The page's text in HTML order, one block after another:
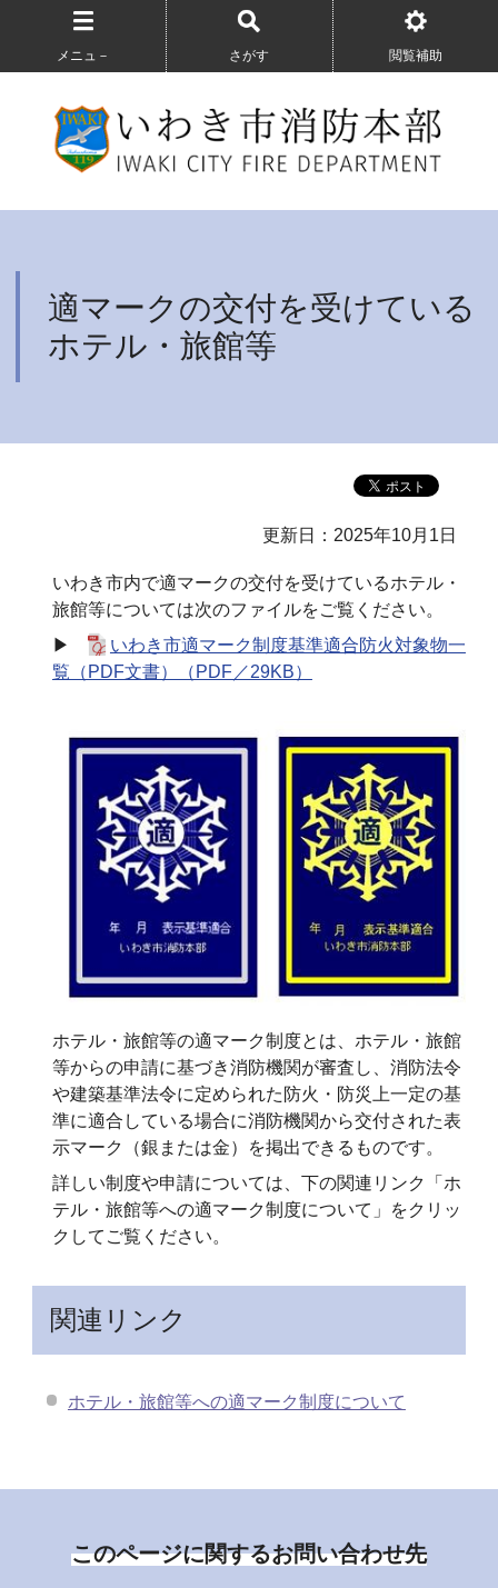
メニュ－ さがす 閲覧補助
適マークの交付を受けている
ホテル・旅館等
更新日：2025年10月1日
いわき市内で適マークの交付を受けているホテル・
旅館等については次のファイルをご覧ください。
▶
いわき市適マーク制度基準適合防火対象物一
覧（PDF文書）（PDF／29KB）
ホテル・旅館等の適マーク制度とは、ホテル・旅館
等からの申請に基づき消防機関が審査し、消防法令
や建築基準法令に定められた防火・防災上一定の基
準に適合している場合に消防機関から交付された表
示マーク（銀または金）を掲出できるものです。
詳しい制度や申請については、下の関連リンク「ホ
テル・旅館等への適マーク制度について」をクリッ
クしてご覧ください。
関連リンク
ホテル・旅館等への適マーク制度について
このページに関するお問い合わせ先